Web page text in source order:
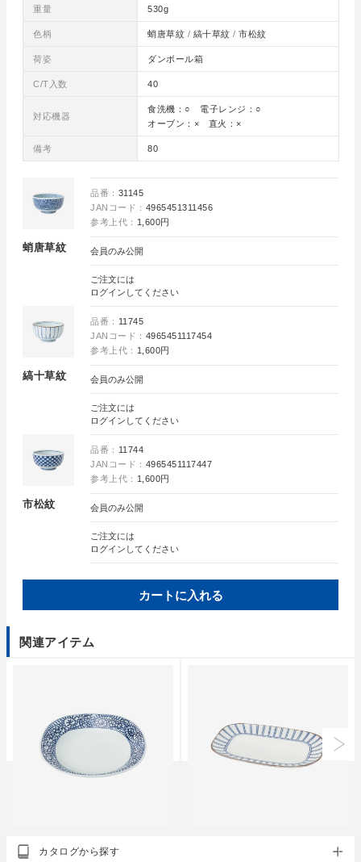
重量 530g
色柄 蛸唐草紋 / 縞十草紋 / 市松紋
荷姿 ダンボール箱
C/T入数 40
対応機器
食洗機：○ 電子レンジ：○
オーブン：× 直火：×
備考 80
蛸唐草紋
品番： 31145
JANコード： 4965451311456
参考上代： 1,600円
会員のみ公開
ご注文には
ログイン してください
縞十草紋
品番： 11745
JANコード： 4965451117454
参考上代： 1,600円
会員のみ公開
ご注文には
ログイン してください
市松紋
品番： 11744
JANコード： 4965451117447
参考上代： 1,600円
会員のみ公開
ご注文には
ログイン してください
カートに入れる
関連アイテム
クラシノウツワ
カタログから探す